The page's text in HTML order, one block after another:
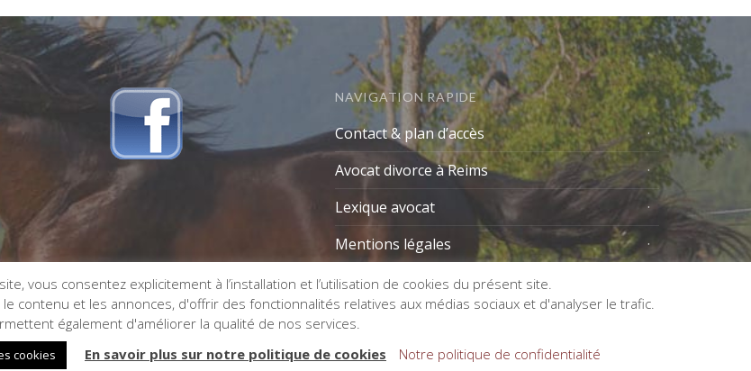
NAVIGATION RAPIDE
Contact & plan d’accès
Avocat divorce à Reims
Lexique avocat
Mentions légales
vous consentez explicitement à l’installation et l’utilisation de cookies du présent site.
contenu et les annonces, d'offrir des fonctionnalités relatives aux médias sociaux et d'analyser le trafic.
également d'améliorer la qualité de nos services.
cookies En savoir plus sur notre politique de cookies Notre politique de confidentialité